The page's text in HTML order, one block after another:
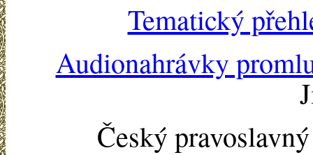
Tematický
Audionahrávky
Český